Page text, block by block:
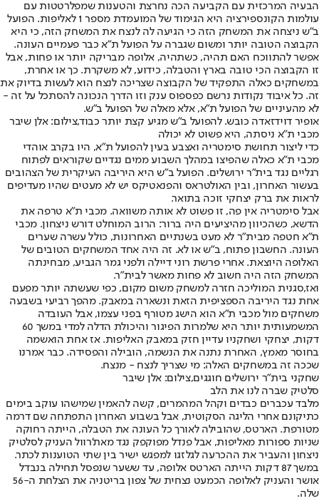
הבעיה המרכזית עם הקביעה הכה נחרצת והטענות שמפלרטטות עם
עולמות הקונספירציה היא הגימוד של המועמדת מספר 1 לאליפות. הפועל
ב"ש ניצחה את המשחק הזה כי הגיעה לה לנצח את המשחק הזה, כי היא
הקבוצה הטובה יותר ומשום שגברה על הפועל ת"א כבר פעמיים העונה.
אפשר להתווכח האם תהיה, כשתהיה, אלופה מבריקה יותר או פחות, אבל
זו הקבוצה הכי טובה בארץ והטבלה, כידוע, לא משקרת. כך או אחרת,
במשחקים כאלה התפקיד של הקבוצה שצריכה לנצח הוא לעשות בדיוק את
זה. כל איבוד נקודות נרשם כפספוס ענק וזו הדרך הנכונה להסתכל על זה -
לא מהעיניים של הפועל ת"א, אלא מאלה של הפועל ב"ש.
אופיר דוידזאדה כובש. להפועל ב"ש מגיע קצת יותר כבוד,צילום: אלן שיבר
מכבי ת"א ניסתה, היא פשוט לא יכולה
כדי ליצור תחושת סימטריה ואצבע בעין להפועל ת"א, היו בקרב אוהדי
מכבי ת"א כאלה שהפיצו במהלך השבוע ממים נגדיים שקוראים לפתוח
רגליים נגד בית"ר ירושלים. הפועל ב"ש היא היריבה העיקרית של הצהובים
בעשור האחרון, ובין האולטראס והפנאטיקס יש לא מעטים שהיו מעדיפים
לראות את ברק יצחקי זוכה בתואר.
אבל סימטריה אין פה, זו פשוט לא אותה משוואה. מכבי ת"א טרפה את
הדשא, כשהכיוון מהיציעים היה ברור: הרוב המוחלט דורש ניצחון. מכבי
ת"א חטפה מבית"ר לא מעט בשנתיים האחרונות, כולל עשרה שערים
העונה. החשבון פתוח, ב"ש או לא. זה היה אחד המשחקים הטובים של
האלופה היוצאת. אחרי פרשת רוני דיילה ולפני גמר הגביע, מבחינתה
המשחק הזה היה חשוב לא פחות מאשר לבית"ר.
ואז,סגנית המוליכה חזרה למשחק משום מקום, כפי שעשתה יותר מפעם
אחת נגד היריבה הספציפית הזאת ונשארה במאבק. מהפך רביעי בשבעה
משחקים מול מכבי ת"א הוא הישג מטורף בפני עצמו, אבל העובדה
המשמעותית יותר היא שלמרות הפיגור והיכולת הדלה למדי במשך 60
דקות, יצחקי ושחקניו עדיין חזק במאבק האליפות. אז אחת הואשמה
בחוסר מאמץ, האחרת נתנה את הנשמה, הובילה והפסידה. כבר אמרנו
שככה זה במשחקים האלה: מי שצריך לנצח - מנצח.
שחקני בית"ר ירושלים חוגגים,צילום: אלן שיבר
סלטיק שברה לנו את הלב
מלבד עכברים כבדים וקהל המהמרים, קשה להאמין שמישהו עוקב בימים
כתיקונם אחרי הליגה הסקוטית, אבל בשבוע האחרון התפתחה שם דרמה
מטורפת. הארטס, שהובילה לאורך כל העונה את הטבלה, הייתה רחוקה
שניות ספורות מאליפות, אבל פנדל מפוקפק נגד מאת'רוול העניק לסלטיק
ניצחון והעביר את ההכרעה לגלזגו למפגש ישיר בין שתי הטוענות לכתר.
במשך 87 דקות הייתה הארטס אלופה, עד ששער שנפסל תחילה בנבדל
אושר והעניק לאלופה הכמעט נצחית של צפון בריטניה את הצלחת ה-56
שלה.